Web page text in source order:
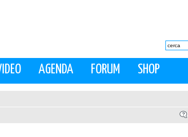
AGENDA FORUM SHOP